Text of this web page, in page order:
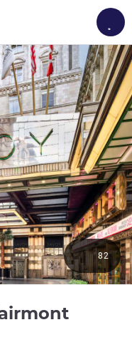
82